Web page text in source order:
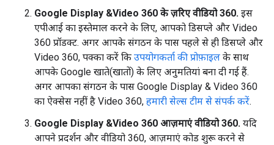
Google Display &Video 360 के ज़रिए वीडियो 360. इस
एपीआई का इस्तेमाल करने के लिए, आपको डिसप्ले और Video
360 प्रॉडक्ट. अगर आपके संगठन के पास पहले से ही डिसप्ले और
Video 360, पक्का करें कि उपयोगकर्ता की प्रोफ़ाइल के साथ
आपके Google खाते(खातों) के लिए अनुमतियां बना दी गई हैं.
अगर आपका संगठन के पास Google Display & Video 360
का ऐक्सेस नहीं है Video 360, हमारी सेल्स टीम से संपर्क करें.
Google Display &Video 360 आज़माएं वीडियो 360. यदि
आपने प्रदर्शन और वीडियो 360, आज़माएं कोड शुरू करने से